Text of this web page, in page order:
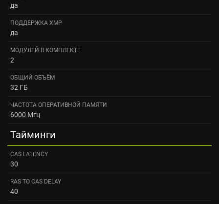
да
ПОДДЕРЖКА XMP
да
МОДУЛЕЙ В КОМПЛЕКТЕ
2
ОБЩИЙ ОБЪЁМ
32 ГБ
ЧАСТОТА ОПЕРАТИВНОЙ ПАМЯТИ
6000 Мгц
Тайминги
CAS LATENCY
30
RAS TO CAS DELAY
40